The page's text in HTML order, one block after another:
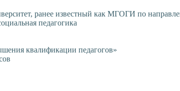
ранее известный как МГОГИ по
педагогика
квалификации педагогов»